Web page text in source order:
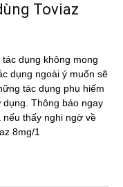
Toviaz
dụng không mong
dụng ngoài ý muốn sẽ
tác dụng phụ hiếm
Thông báo ngay
thấy nghi ngờ về
8mg/1